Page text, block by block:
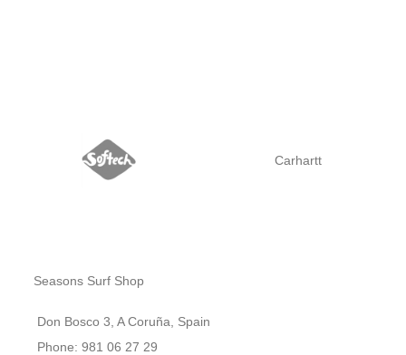
Carhartt
Seasons Surf Shop
Don Bosco 3, A Coruña, Spain
Phone: 981 06 27 29